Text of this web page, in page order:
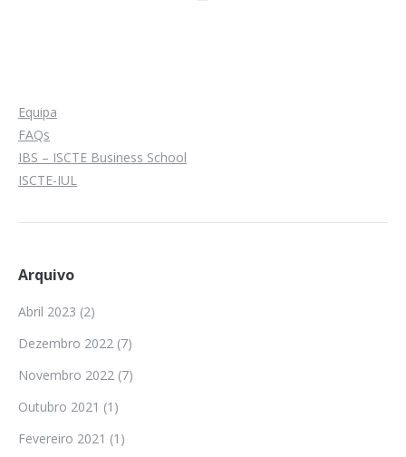
Equipa
FAQs
IBS – ISCTE Business School
ISCTE-IUL
Arquivo
Abril 2023 (2)
Dezembro 2022 (7)
Novembro 2022 (7)
Outubro 2021 (1)
Fevereiro 2021 (1)